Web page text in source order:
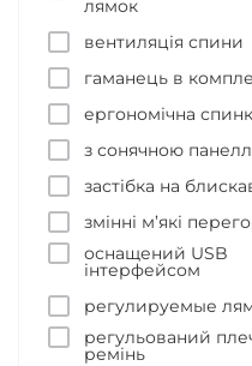
лямок
вентиляція спини
гаманець в
ергономічна
з сонячною
застібка на
змінні м’які
оснащений USB
інтерфейсом
регулируемые
регульований
ремінь